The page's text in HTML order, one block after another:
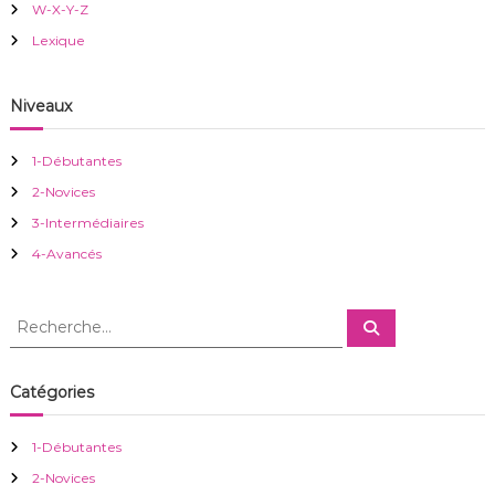
o
n
d
e
l
a
r
t
W-X-Y-Z
Lexique
Niveaux
1-Débutantes
2-Novices
3-Intermédiaires
4-Avancés
R
h
e
c
h
R
c
Catégories
1-Débutantes
2-Novices